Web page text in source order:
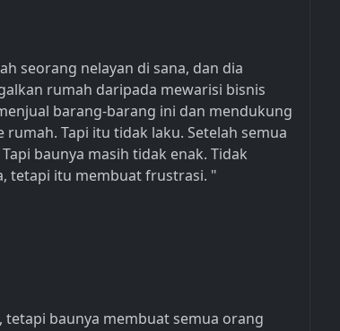
seorang nelayan di sana, dan dia
rumah daripada mewarisi bisnis
barang-barang ini dan mendukung
Tapi itu tidak laku. Setelah semua
baunya masih tidak enak. Tidak
tetapi itu membuat frustrasi. "
tetapi baunya membuat semua orang